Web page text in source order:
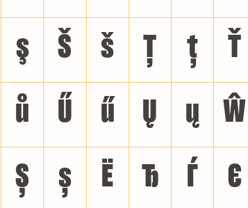
ş Š š Ţ ţ Ť
ů Ű ű Ų ų Ŵ
Ș ș Ё Ђ Ѓ Є